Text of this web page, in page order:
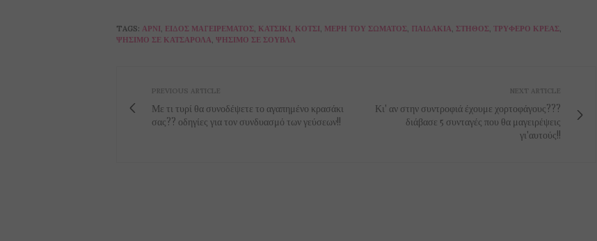
TAGS: ΑΡΝΊ, ΕΊΔΟΣ ΜΑΓΕΙΡΈΜΑΤΟΣ, ΚΑΤΣΊΚΙ, ΚΌΤΣΙ, ΜΈΡΗ ΤΟΥ ΣΏΜΑΤΟΣ, ΠΑΙΔΆΚΙΑ, ΣΤΉΘΟΣ, ΤΡΥΦΕΡΌ ΚΡΈΑΣ,
ΨΉΣΙΜΟ ΣΕ ΚΑΤΣΑΡΌΛΑ, ΨΉΣΙΜΟ ΣΕ ΣΟΎΒΛΑ
PREVIOUS ARTICLE
Με τι τυρί θα συνοδέψετε το αγαπημένο κρασάκι
σας?? οδηγίες για τον συνδυασμό των γεύσεων!!
NEXT ARTICLE
Κι' αν στην συντροφιά έχουμε χορτοφάγους???
διάβασε 5 συνταγές που θα μαγειρέψεις
γι'αυτούς!!